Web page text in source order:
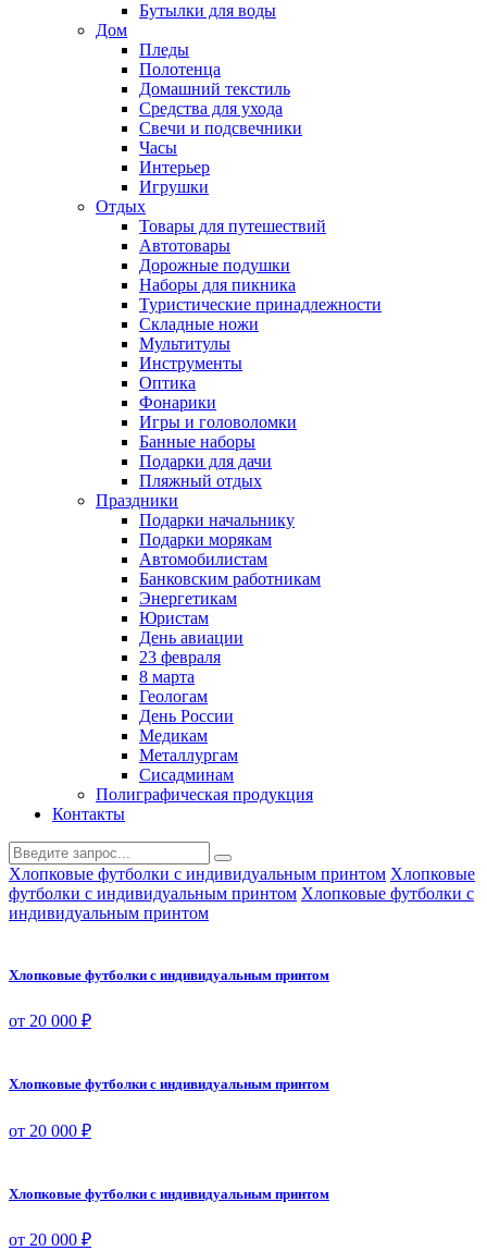
Бутылки для воды
Дом
Пледы
Полотенца
Домашний текстиль
Средства для ухода
Свечи и подсвечники
Часы
Интерьер
Игрушки
Отдых
Товары для путешествий
Автотовары
Дорожные подушки
Наборы для пикника
Туристические принадлежности
Складные ножи
Мультитулы
Инструменты
Оптика
Фонарики
Игры и головоломки
Банные наборы
Подарки для дачи
Пляжный отдых
Праздники
Подарки начальнику
Подарки морякам
Автомобилистам
Банковским работникам
Энергетикам
Юристам
День авиации
23 февраля
8 марта
Геологам
День России
Медикам
Металлургам
Сисадминам
Полиграфическая продукция
Контакты
Хлопковые футболки с индивидуальным принтом Хлопковые
футболки с индивидуальным принтом Хлопковые футболки с
индивидуальным принтом
Хлопковые футболки с индивидуальным принтом
от 20 000 ₽
Хлопковые футболки с индивидуальным принтом
от 20 000 ₽
Хлопковые футболки с индивидуальным принтом
от 20 000 ₽